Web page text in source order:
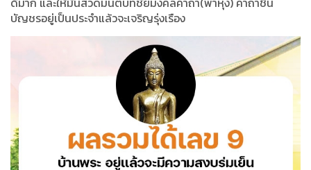
บัญชรอยู่เป็นประจำแล้วจะเจริญรุ่งเรือง